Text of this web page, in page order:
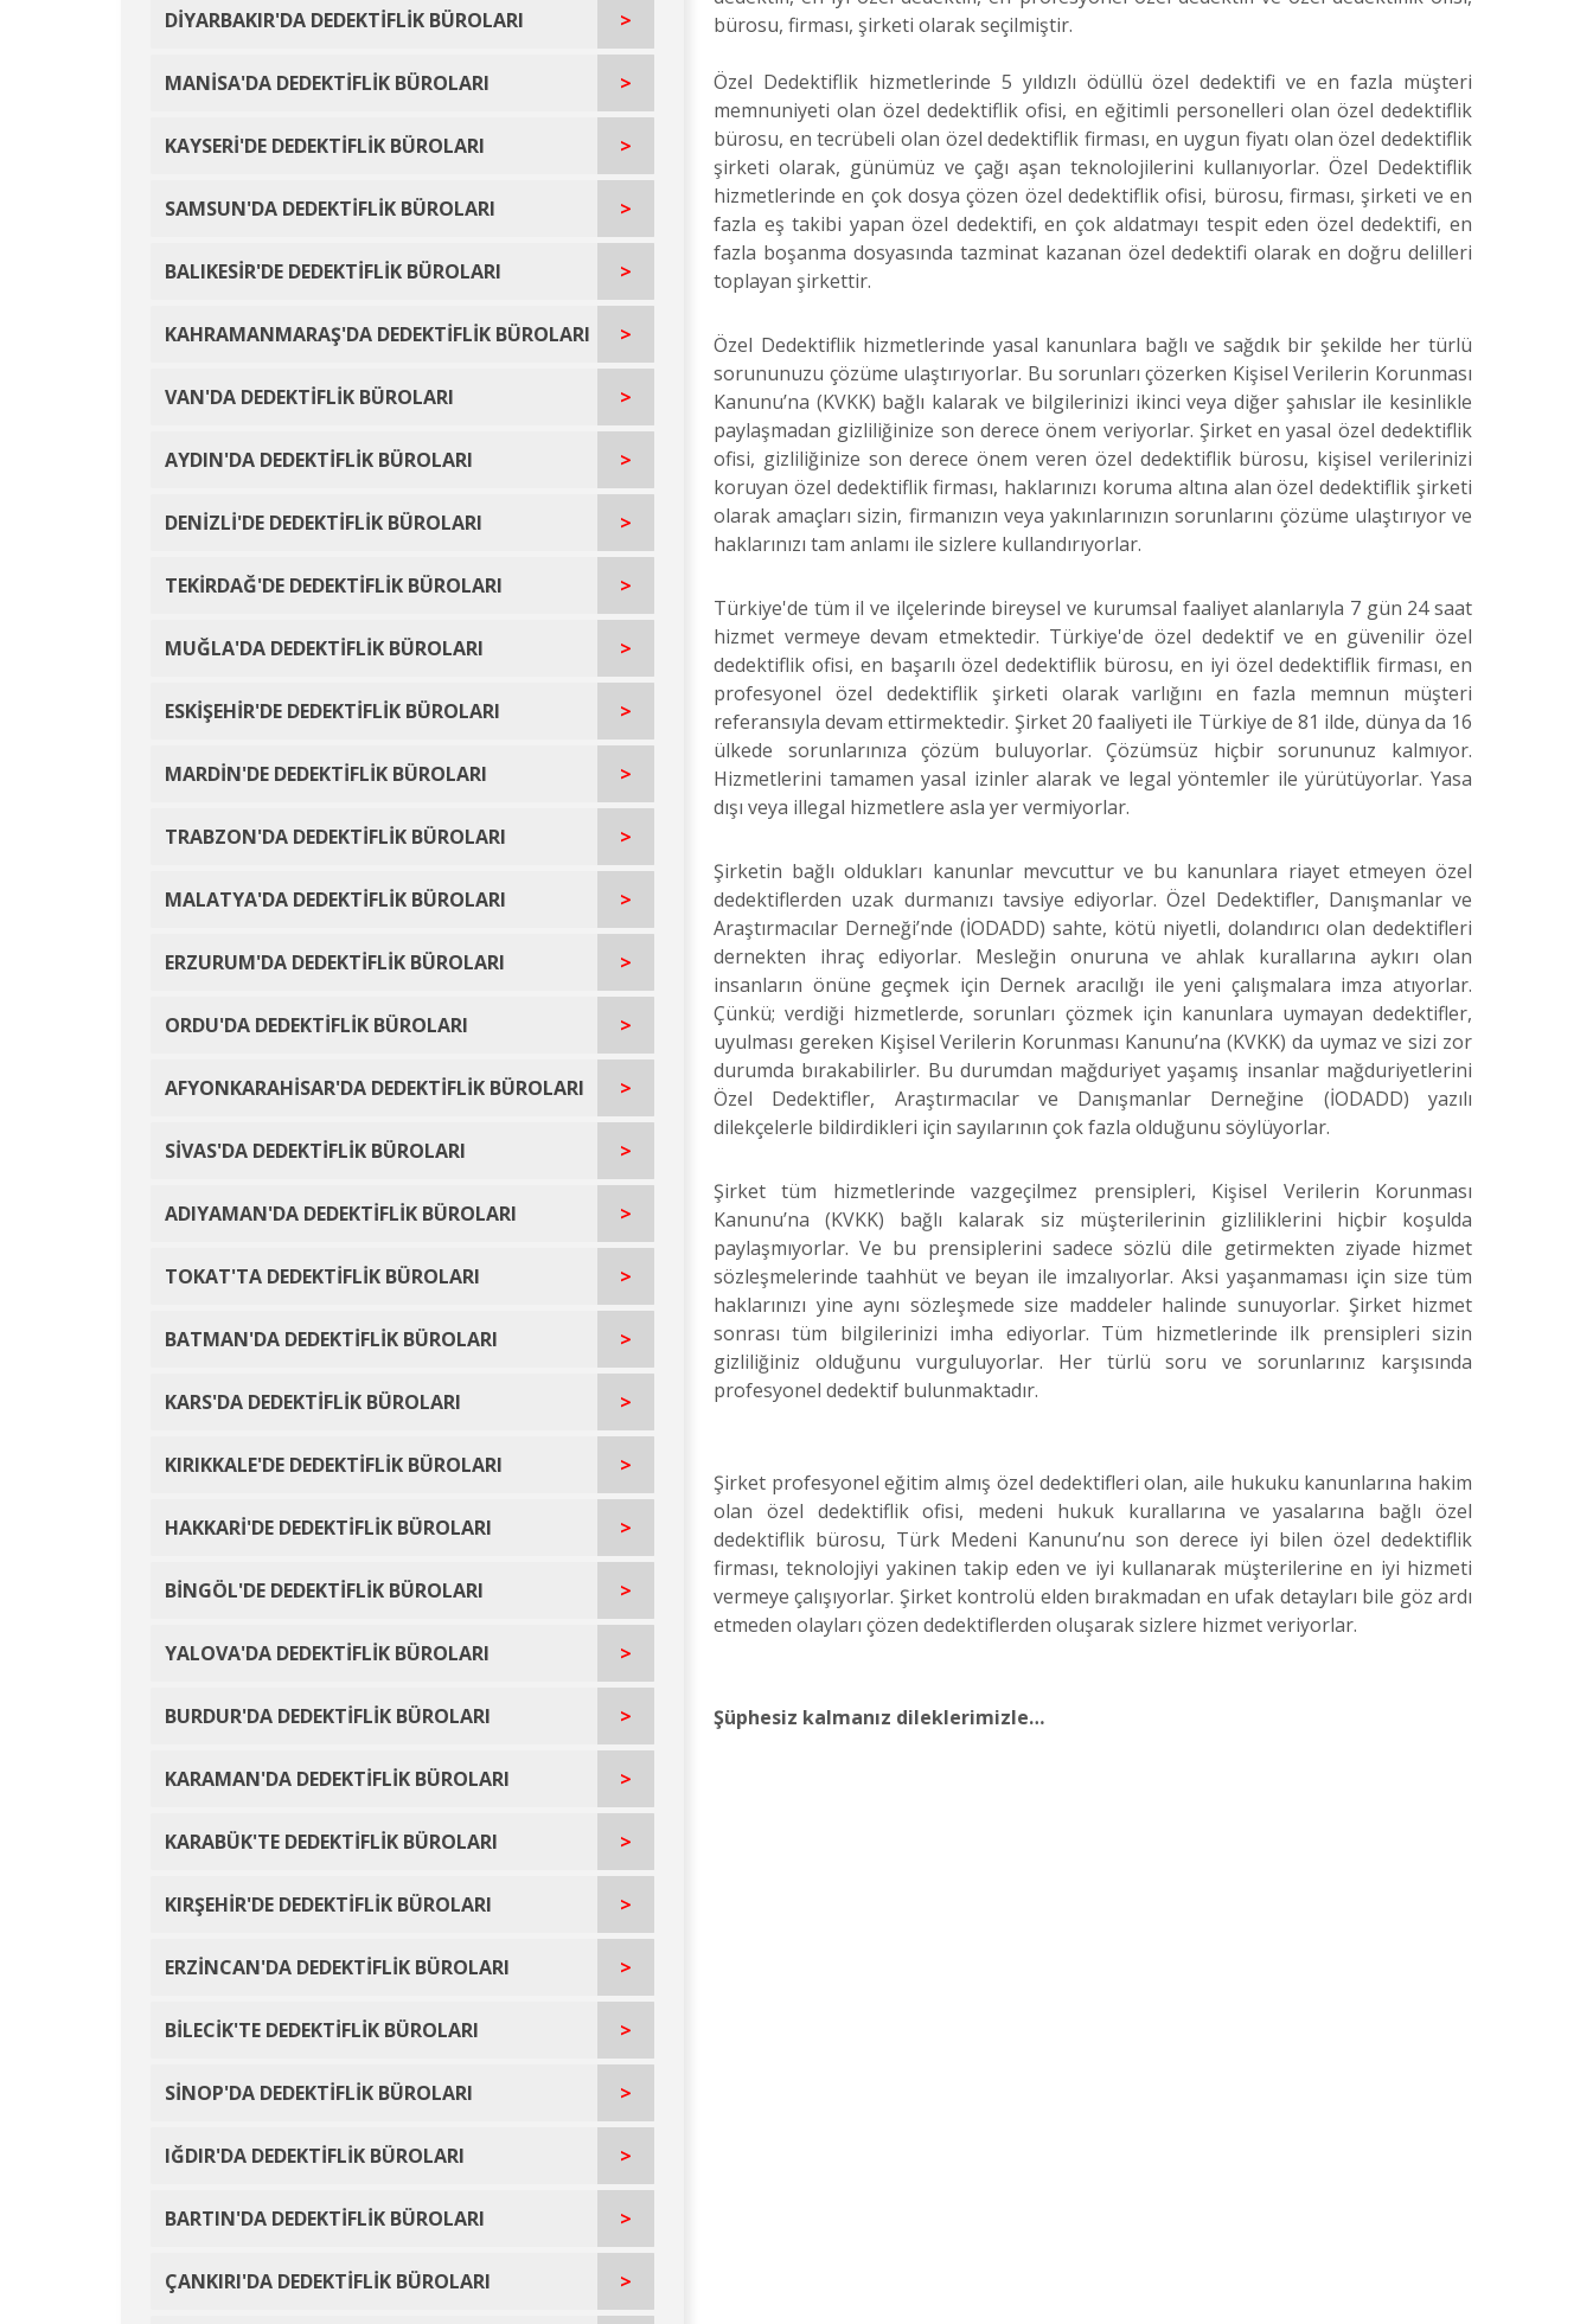
DİYARBAKIR'DA DEDEKTİFLİK BÜROLARI >
MANİSA'DA DEDEKTİFLİK BÜROLARI >
KAYSERİ'DE DEDEKTİFLİK BÜROLARI >
SAMSUN'DA DEDEKTİFLİK BÜROLARI >
BALIKESİR'DE DEDEKTİFLİK BÜROLARI >
KAHRAMANMARAŞ'DA DEDEKTİFLİK BÜROLARI >
VAN'DA DEDEKTİFLİK BÜROLARI >
AYDIN'DA DEDEKTİFLİK BÜROLARI >
DENİZLİ'DE DEDEKTİFLİK BÜROLARI >
TEKİRDAĞ'DE DEDEKTİFLİK BÜROLARI >
MUĞLA'DA DEDEKTİFLİK BÜROLARI >
ESKİŞEHİR'DE DEDEKTİFLİK BÜROLARI >
MARDİN'DE DEDEKTİFLİK BÜROLARI >
TRABZON'DA DEDEKTİFLİK BÜROLARI >
MALATYA'DA DEDEKTİFLİK BÜROLARI >
ERZURUM'DA DEDEKTİFLİK BÜROLARI >
ORDU'DA DEDEKTİFLİK BÜROLARI >
AFYONKARAHİSAR'DA DEDEKTİFLİK BÜROLARI >
SİVAS'DA DEDEKTİFLİK BÜROLARI >
ADIYAMAN'DA DEDEKTİFLİK BÜROLARI >
TOKAT'TA DEDEKTİFLİK BÜROLARI >
BATMAN'DA DEDEKTİFLİK BÜROLARI >
KARS'DA DEDEKTİFLİK BÜROLARI >
KIRIKKALE'DE DEDEKTİFLİK BÜROLARI >
HAKKARİ'DE DEDEKTİFLİK BÜROLARI >
BİNGÖL'DE DEDEKTİFLİK BÜROLARI >
YALOVA'DA DEDEKTİFLİK BÜROLARI >
BURDUR'DA DEDEKTİFLİK BÜROLARI >
KARAMAN'DA DEDEKTİFLİK BÜROLARI >
KARABÜK'TE DEDEKTİFLİK BÜROLARI >
KIRŞEHİR'DE DEDEKTİFLİK BÜROLARI >
ERZİNCAN'DA DEDEKTİFLİK BÜROLARI >
BİLECİK'TE DEDEKTİFLİK BÜROLARI >
SİNOP'DA DEDEKTİFLİK BÜROLARI >
IĞDIR'DA DEDEKTİFLİK BÜROLARI >
BARTIN'DA DEDEKTİFLİK BÜROLARI >
ÇANKIRI'DA DEDEKTİFLİK BÜROLARI >
bürosu, firması, şirketi olarak seçilmiştir.
Özel Dedektiflik hizmetlerinde 5 yıldızlı ödüllü özel dedektifi ve en fazla müşteri
memnuniyeti olan özel dedektiflik ofisi, en eğitimli personelleri olan özel dedektiflik
bürosu, en tecrübeli olan özel dedektiflik firması, en uygun fiyatı olan özel dedektiflik
şirketi olarak, günümüz ve çağı aşan teknolojilerini kullanıyorlar. Özel Dedektiflik
hizmetlerinde en çok dosya çözen özel dedektiflik ofisi, bürosu, firması, şirketi ve en
fazla eş takibi yapan özel dedektifi, en çok aldatmayı tespit eden özel dedektifi, en
fazla boşanma dosyasında tazminat kazanan özel dedektifi olarak en doğru delilleri
toplayan şirkettir.
Özel Dedektiflik hizmetlerinde yasal kanunlara bağlı ve sağdık bir şekilde her türlü
sorununuzu çözüme ulaştırıyorlar. Bu sorunları çözerken Kişisel Verilerin Korunması
Kanunu’na (KVKK) bağlı kalarak ve bilgilerinizi ikinci veya diğer şahıslar ile kesinlikle
paylaşmadan gizliliğinize son derece önem veriyorlar. Şirket en yasal özel dedektiflik
ofisi, gizliliğinize son derece önem veren özel dedektiflik bürosu, kişisel verilerinizi
koruyan özel dedektiflik firması, haklarınızı koruma altına alan özel dedektiflik şirketi
olarak amaçları sizin, firmanızın veya yakınlarınızın sorunlarını çözüme ulaştırıyor ve
haklarınızı tam anlamı ile sizlere kullandırıyorlar.
Türkiye'de tüm il ve ilçelerinde bireysel ve kurumsal faaliyet alanlarıyla 7 gün 24 saat
hizmet vermeye devam etmektedir. Türkiye'de özel dedektif ve en güvenilir özel
dedektiflik ofisi, en başarılı özel dedektiflik bürosu, en iyi özel dedektiflik firması, en
profesyonel özel dedektiflik şirketi olarak varlığını en fazla memnun müşteri
referansıyla devam ettirmektedir. Şirket 20 faaliyeti ile Türkiye de 81 ilde, dünya da 16
ülkede sorunlarınıza çözüm buluyorlar. Çözümsüz hiçbir sorununuz kalmıyor.
Hizmetlerini tamamen yasal izinler alarak ve legal yöntemler ile yürütüyorlar. Yasa
dışı veya illegal hizmetlere asla yer vermiyorlar.
Şirketin bağlı oldukları kanunlar mevcuttur ve bu kanunlara riayet etmeyen özel
dedektiflerden uzak durmanızı tavsiye ediyorlar. Özel Dedektifler, Danışmanlar ve
Araştırmacılar Derneği’nde (İODADD) sahte, kötü niyetli, dolandırıcı olan dedektifleri
dernekten ihraç ediyorlar. Mesleğin onuruna ve ahlak kurallarına aykırı olan
insanların önüne geçmek için Dernek aracılığı ile yeni çalışmalara imza atıyorlar.
Çünkü; verdiği hizmetlerde, sorunları çözmek için kanunlara uymayan dedektifler,
uyulması gereken Kişisel Verilerin Korunması Kanunu’na (KVKK) da uymaz ve sizi zor
durumda bırakabilirler. Bu durumdan mağduriyet yaşamış insanlar mağduriyetlerini
Özel Dedektifler, Araştırmacılar ve Danışmanlar Derneğine (İODADD) yazılı
dilekçelerle bildirdikleri için sayılarının çok fazla olduğunu söylüyorlar.
Şirket tüm hizmetlerinde vazgeçilmez prensipleri, Kişisel Verilerin Korunması
Kanunu’na (KVKK) bağlı kalarak siz müşterilerinin gizliliklerini hiçbir koşulda
paylaşmıyorlar. Ve bu prensiplerini sadece sözlü dile getirmekten ziyade hizmet
sözleşmelerinde taahhüt ve beyan ile imzalıyorlar. Aksi yaşanmaması için size tüm
haklarınızı yine aynı sözleşmede size maddeler halinde sunuyorlar. Şirket hizmet
sonrası tüm bilgilerinizi imha ediyorlar. Tüm hizmetlerinde ilk prensipleri sizin
gizliliğiniz olduğunu vurguluyorlar. Her türlü soru ve sorunlarınız karşısında
profesyonel dedektif bulunmaktadır.
Şirket profesyonel eğitim almış özel dedektifleri olan, aile hukuku kanunlarına hakim
olan özel dedektiflik ofisi, medeni hukuk kurallarına ve yasalarına bağlı özel
dedektiflik bürosu, Türk Medeni Kanunu’nu son derece iyi bilen özel dedektiflik
firması, teknolojiyi yakinen takip eden ve iyi kullanarak müşterilerine en iyi hizmeti
vermeye çalışıyorlar. Şirket kontrolü elden bırakmadan en ufak detayları bile göz ardı
etmeden olayları çözen dedektiflerden oluşarak sizlere hizmet veriyorlar.
Şüphesiz kalmanız dileklerimizle…